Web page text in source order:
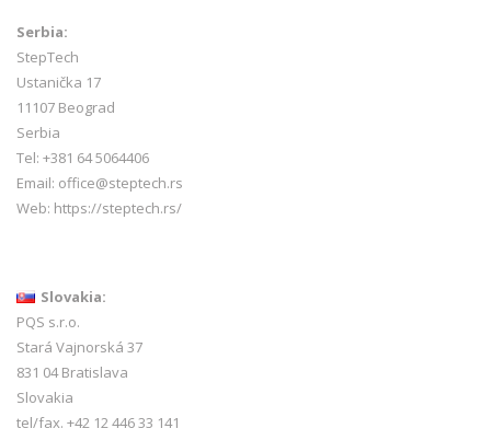
Serbia:
StepTech
Ustanička 17
11107 Beograd
Serbia
Tel: +381 64 5064406
Email: office@steptech.rs
Web: https://steptech.rs/
Slovakia:
PQS s.r.o.
Stará Vajnorská 37
831 04 Bratislava
Slovakia
tel/fax. +42 12 446 33 141